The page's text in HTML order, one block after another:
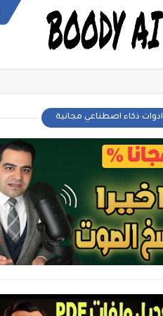
ادوات ذكاء اصطناعي مجانية